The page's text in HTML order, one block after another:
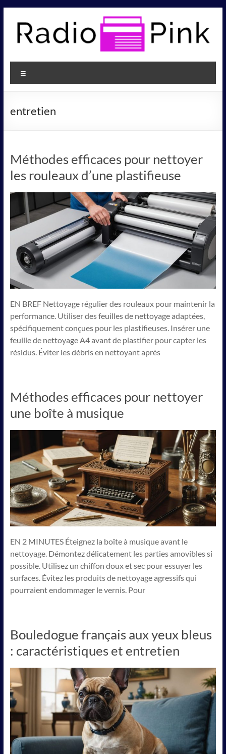
contenu
Radio
Pink
entretien
Méthodes efficaces pour nettoyer
les rouleaux d’une plastifieuse
EN BREF Nettoyage régulier des rouleaux pour maintenir la
performance. Utiliser des feuilles de nettoyage adaptées,
spécifiquement conçues pour les plastifieuses. Insérer une
feuille de nettoyage A4 avant de plastifier pour capter les
résidus. Éviter les débris en nettoyant après
Méthodes efficaces pour nettoyer
une boîte à musique
EN 2 MINUTES Éteignez la boîte à musique avant le
nettoyage. Démontez délicatement les parties amovibles si
possible. Utilisez un chiffon doux et sec pour essuyer les
surfaces. Évitez les produits de nettoyage agressifs qui
pourraient endommager le vernis. Pour
Bouledogue français aux yeux bleus
: caractéristiques et entretien